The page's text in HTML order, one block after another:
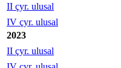
II çyr. ulusal
IV çyr. ulusal
2023
II çyr. ulusal